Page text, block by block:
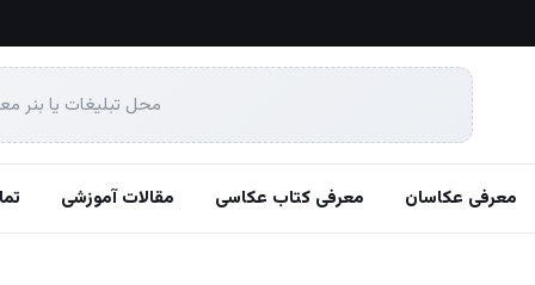
محل تبلیغات یا بنر
معرفی عکاسان معرفی کتاب عکاسی مقالات آموزشی